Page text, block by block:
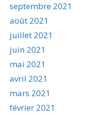
septembre 2021
août 2021
juillet 2021
juin 2021
mai 2021
avril 2021
mars 2021
février 2021